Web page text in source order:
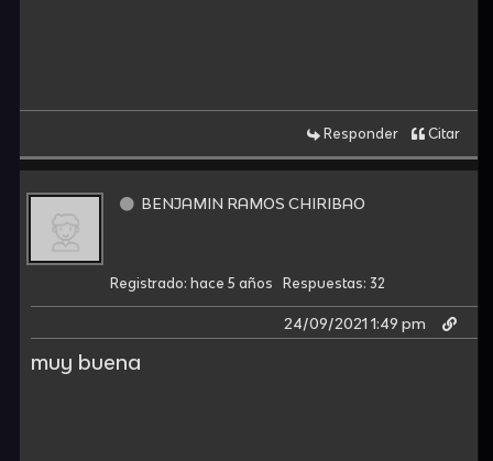
Responder Citar
BENJAMIN RAMOS CHIRIBAO
Registrado: hace 5 años Respuestas: 32
24/09/2021 1:49 pm
muy buena